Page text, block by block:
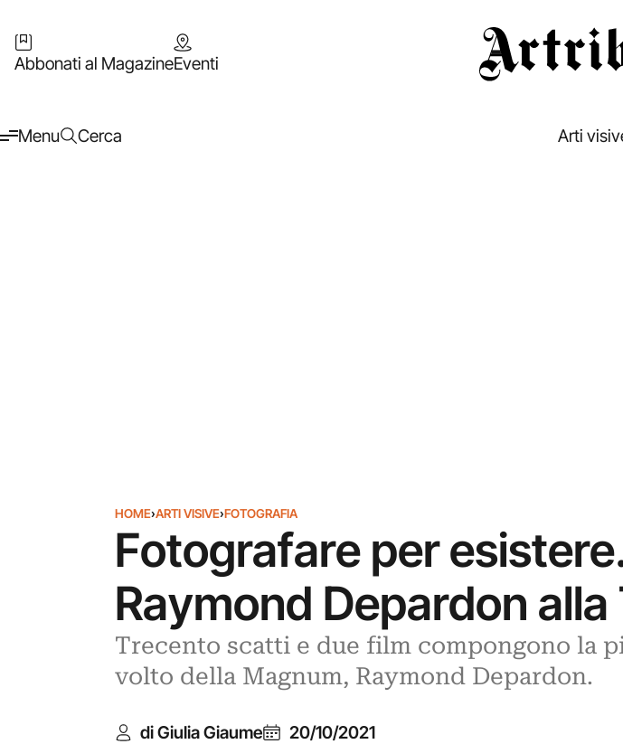
Abbonati al MagazineEventi
Menu Cerca Arti
HOME›ARTI VISIVE›FOTOGRAFIA
Fotografare per
Raymond Depardon
Trecento scatti e due film compongono la
volto della Magnum, Raymond Depardon.
di Giulia Giaume 20/10/2021